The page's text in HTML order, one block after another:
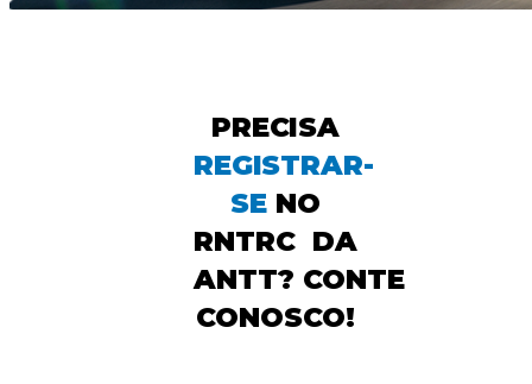
PRECISA
REGISTRAR-
SE NO
RNTRC DA
ANTT? CONTE
CONOSCO!